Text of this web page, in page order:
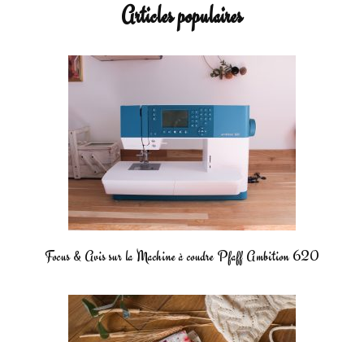
Articles populaires
Focus & Avis sur la Machine à coudre Pfaff Ambition 620